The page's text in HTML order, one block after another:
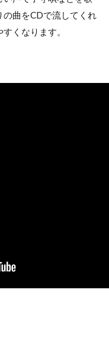
の曲をCDで流してくれ
くなります。